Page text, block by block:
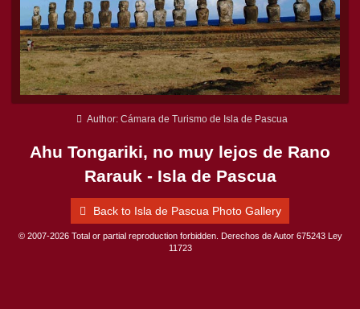
Author: Cámara de Turismo de Isla de Pascua
Ahu Tongariki, no muy lejos de Rano
Rarauk - Isla de Pascua
Back to Isla de Pascua Photo Gallery
© 2007-2026 Total or partial reproduction forbidden. Derechos de Autor 675243 Ley
11723